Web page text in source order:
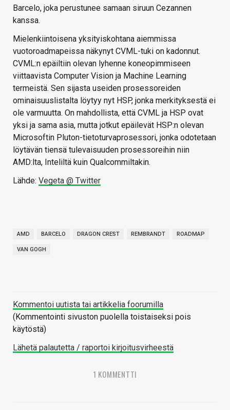
Barcelo, joka perustunee samaan siruun Cezannen
kanssa.
Mielenkiintoisena yksityiskohtana aiemmissa
vuotoroadmapeissa näkynyt CVML-tuki on kadonnut.
CVML:n epäiltiin olevan lyhenne koneopimmiseen
viittaavista Computer Vision ja Machine Learning
termeistä. Sen sijasta useiden prosessoreiden
ominaisuuslistalta löytyy nyt HSP, jonka merkityksestä ei
ole varmuutta. On mahdollista, että CVML ja HSP ovat
yksi ja sama asia, mutta jotkut epäilevät HSP:n olevan
Microsoftin Pluton-tietoturvaprosessori, jonka odotetaan
löytävän tiensä tulevaisuuden prosessoreihin niin
AMD:lta, Inteliltä kuin Qualcommiltakin.
Lähde: Vegeta @ Twitter
AMD BARCELO DRAGON CREST REMBRANDT ROADMAP
VAN GOGH
Kommentoi uutista tai artikkelia foorumilla
(Kommentointi sivuston puolella toistaiseksi pois
käytöstä)
Lähetä palautetta / raportoi kirjoitusvirheestä
1 KOMMENTTI